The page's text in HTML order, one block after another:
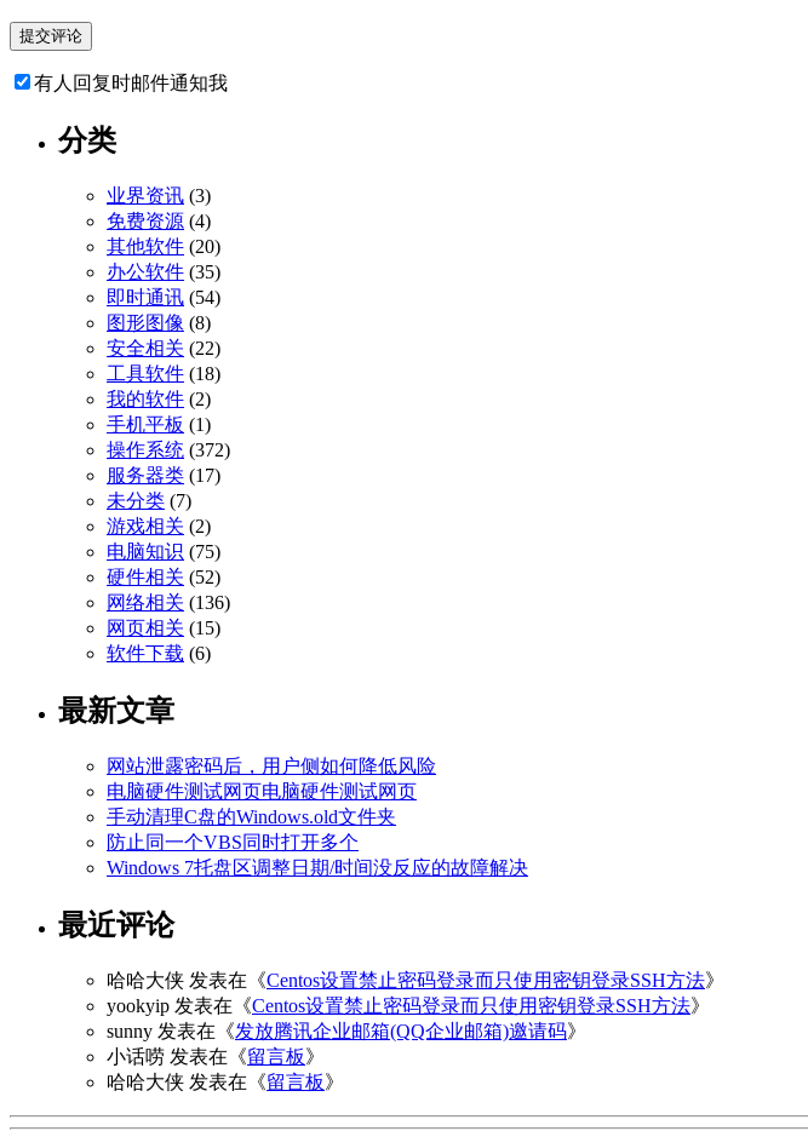
有人回复时邮件通知我
分类
业界资讯 (3)
免费资源 (4)
其他软件 (20)
办公软件 (35)
即时通讯 (54)
图形图像 (8)
安全相关 (22)
工具软件 (18)
我的软件 (2)
手机平板 (1)
操作系统 (372)
服务器类 (17)
未分类 (7)
游戏相关 (2)
电脑知识 (75)
硬件相关 (52)
网络相关 (136)
网页相关 (15)
软件下载 (6)
最新文章
网站泄露密码后，用户侧如何降低风险
电脑硬件测试网页电脑硬件测试网页
手动清理C盘的Windows.old文件夹
防止同一个VBS同时打开多个
Windows 7托盘区调整日期/时间没反应的故障解决
最近评论
哈哈大侠 发表在《Centos设置禁止密码登录而只使用密钥登录SSH方法》
yookyip 发表在《Centos设置禁止密码登录而只使用密钥登录SSH方法》
sunny 发表在《发放腾讯企业邮箱(QQ企业邮箱)邀请码》
小话唠 发表在《留言板》
哈哈大侠 发表在《留言板》